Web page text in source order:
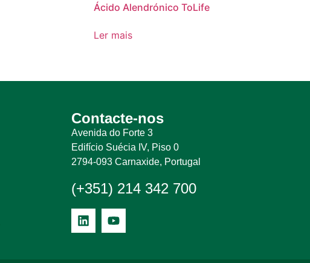
Ácido Alendrónico ToLife
Ler mais
Contacte-nos
Avenida do Forte 3
Edifício Suécia IV, Piso 0
2794-093 Carnaxide, Portugal
(+351) 214 342 700